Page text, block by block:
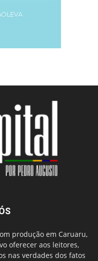
produção em Caruaru,
oferecer aos leitores,
nas verdades dos fatos